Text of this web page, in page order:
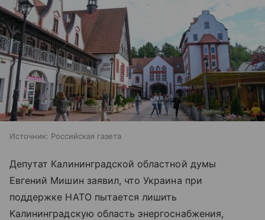
Источник: Российская газета
Депутат Калининградской областной думы
Евгений Мишин заявил, что Украина при
поддержке НАТО пытается лишить
Калининградскую область энергоснабжения,